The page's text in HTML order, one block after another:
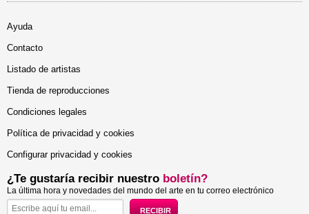
Ayuda
Contacto
Listado de artistas
Tienda de reproducciones
Condiciones legales
Política de privacidad y cookies
Configurar privacidad y cookies
¿Te gustaría recibir nuestro boletín?
La última hora y novedades del mundo del arte en tu correo electrónico